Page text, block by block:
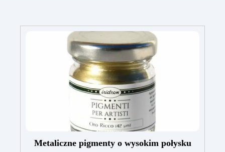
Metaliczne pigmenty o wysokim połysku